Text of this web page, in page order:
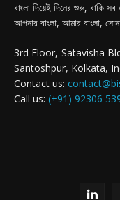
বাংলা দিয়েই দিনের শুরু, বাকি
আপনার বাংলা, আমার বাংলা,
3rd Floor, Satavisha
Santoshpur, Kolkata,
Contact us:
Call us: (+91) 92306